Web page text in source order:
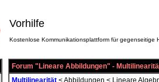
Vorhilfe
Kostenlose Kommunikationsplattform für gegenseitige
Forum "Lineare Abbildungen" -
Multilinearität <Abbildungen < Lineare